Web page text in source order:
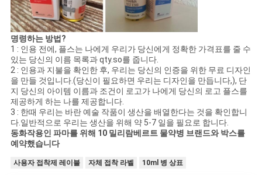
명령하는 방법?
1 : 인용 전에, 플스는 나에게 우리가 당신에게 정확한 가격표를 줄 수
있는 당신의 이름 목록과 qty.so를 줍니다.
2 : 인용과 지불을 확인한 후, 우리는 당신의 인증을 위한 무료 디자인
을 만들 것입니다.(당신이 필요하면 우리는 디자인을 만듭니다,), 단
지 당신의 아이템 이름과 조건이 로고가 나에게 당신의 로고 플스를
제공하게 하는 나를 제공합니다.
3 : 한때 우리는 바란 예술 작품이 생산을 배열한다는 것을 확인합니
다.일반적으로 우리는 생산을 위해 약 5-7 일을 필요로 합니다.
동화작용인 파마를 위해 10 밀리람베르트 물약병 브랜드와 박스를
예약했습니다
사용자 접착제 레이블 자체 접착 라벨 10ml 병 상표